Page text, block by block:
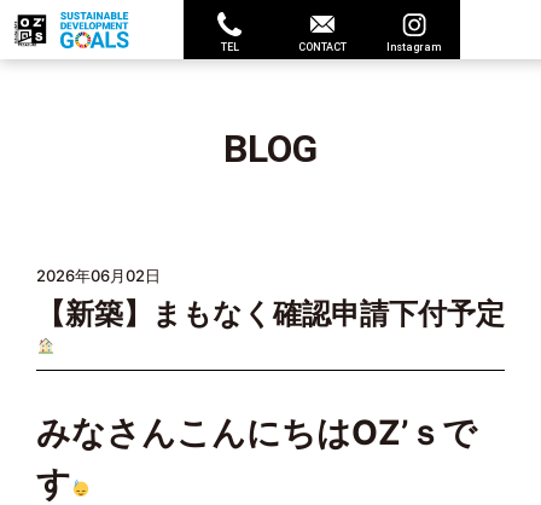
TEL CONTACT Instagram
BLOG
2026年06月02日
【新築】まもなく確認申請下付予定
みなさんこんにちはOZ’ｓで
す